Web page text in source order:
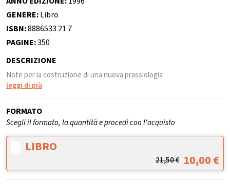
GENERE:Libro
ISBN:8886533 21 7
PAGINE:350
DESCRIZIONE
Note per la costruzione di una nuova prassiologia
leggi di più
FORMATO
Scegli il formato, la quantità e procedi con l'acquisto
LIBRO
21,50€ 10,00€